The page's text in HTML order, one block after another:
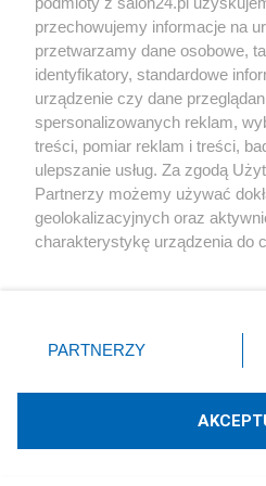
energia/416859
Sem Pinopy czy
Jadhav'a?
https://
energia/415987
Tworzymy inną fizykę
Konkurs "Nowe
fizyce" - List otwarty
przechowujemy informacje na
przetwarzamy dane osobowe,
identyfikatory, standardowe
urządzenie czy dane
spersonalizowanych reklam,
treści, pomiar reklam i treści,
ulepszanie usług. Za zgodą
Partnerzy możemy używać
geolokalizacyjnych oraz
charakterystykę urządzenia do
zmienić/wycofać klikając
znajdujący się w lewym dolnym
rodzaje przetwarzania danych
użytkownika, ale masz prawo
PARTNERZY